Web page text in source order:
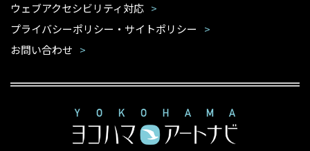
ウェブアクセシビリティ対応
プライバシーポリシー・サイトポリシー
お問い合わせ